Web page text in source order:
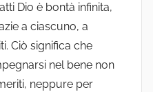
Dio è bontà infinita,
a ciascuno, a
Ciò significa che
nel bene non
neppure per